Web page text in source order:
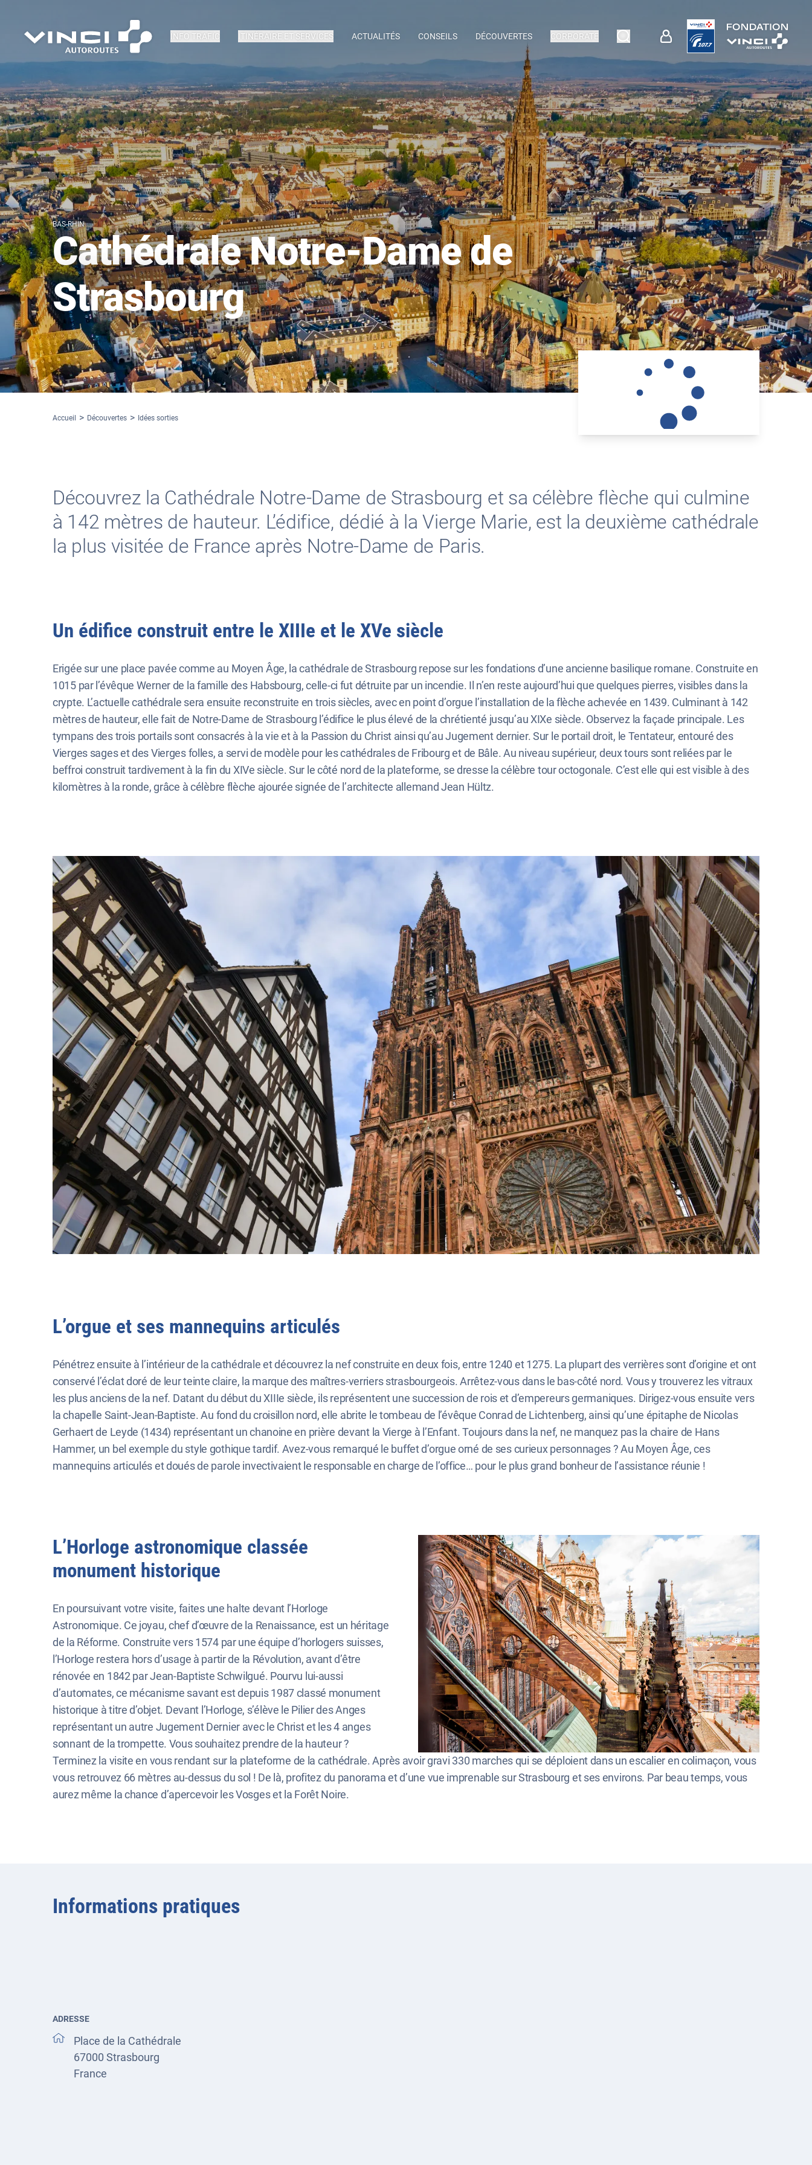
INFO TRAFIC ITINÉRAIRE ET SERVICES ACTUALITÉS CONSEILS DÉCOUVERTES CORPORATE
BAS-RHIN
Cathédrale Notre-Dame de
Strasbourg
Accueil Découvertes Idées sorties
Découvrez la Cathédrale Notre-Dame de Strasbourg et sa célèbre flèche qui culmine
à 142 mètres de hauteur. L’édifice, dédié à la Vierge Marie, est la deuxième cathédrale
la plus visitée de France après Notre-Dame de Paris.
Un édifice construit entre le XIIIe et le XVe siècle
Erigée sur une place pavée comme au Moyen Âge, la cathédrale de Strasbourg repose sur les fondations d’une ancienne basilique romane. Construite en
1015 par l’évêque Werner de la famille des Habsbourg, celle-ci fut détruite par un incendie. Il n’en reste aujourd’hui que quelques pierres, visibles dans la
crypte. L’actuelle cathédrale sera ensuite reconstruite en trois siècles, avec en point d’orgue l’installation de la flèche achevée en 1439. Culminant à 142
mètres de hauteur, elle fait de Notre-Dame de Strasbourg l’édifice le plus élevé de la chrétienté jusqu’au XIXe siècle. Observez la façade principale. Les
tympans des trois portails sont consacrés à la vie et à la Passion du Christ ainsi qu’au Jugement dernier. Sur le portail droit, le Tentateur, entouré des
Vierges sages et des Vierges folles, a servi de modèle pour les cathédrales de Fribourg et de Bâle. Au niveau supérieur, deux tours sont reliées par le
beffroi construit tardivement à la fin du XIVe siècle. Sur le côté nord de la plateforme, se dresse la célèbre tour octogonale. C’est elle qui est visible à des
kilomètres à la ronde, grâce à célèbre flèche ajourée signée de l’architecte allemand Jean Hültz.
L’orgue et ses mannequins articulés
Pénétrez ensuite à l’intérieur de la cathédrale et découvrez la nef construite en deux fois, entre 1240 et 1275. La plupart des verrières sont d’origine et ont
conservé l’éclat doré de leur teinte claire, la marque des maîtres-verriers strasbourgeois. Arrêtez-vous dans le bas-côté nord. Vous y trouverez les vitraux
les plus anciens de la nef. Datant du début du XIIIe siècle, ils représentent une succession de rois et d’empereurs germaniques. Dirigez-vous ensuite vers
la chapelle Saint-Jean-Baptiste. Au fond du croisillon nord, elle abrite le tombeau de l’évêque Conrad de Lichtenberg, ainsi qu’une épitaphe de Nicolas
Gerhaert de Leyde (1434) représentant un chanoine en prière devant la Vierge à l’Enfant. Toujours dans la nef, ne manquez pas la chaire de Hans
Hammer, un bel exemple du style gothique tardif. Avez-vous remarqué le buffet d’orgue orné de ses curieux personnages ? Au Moyen Âge, ces
mannequins articulés et doués de parole invectivaient le responsable en charge de l’office… pour le plus grand bonheur de l’assistance réunie !
L’Horloge astronomique classée
monument historique
En poursuivant votre visite, faites une halte devant l’Horloge
Astronomique. Ce joyau, chef d’œuvre de la Renaissance, est un héritage
de la Réforme. Construite vers 1574 par une équipe d’horlogers suisses,
l’Horloge restera hors d’usage à partir de la Révolution, avant d’être
rénovée en 1842 par Jean-Baptiste Schwilgué. Pourvu lui-aussi
d’automates, ce mécanisme savant est depuis 1987 classé monument
historique à titre d’objet. Devant l’Horloge, s’élève le Pilier des Anges
représentant un autre Jugement Dernier avec le Christ et les 4 anges
sonnant de la trompette. Vous souhaitez prendre de la hauteur ?
Terminez la visite en vous rendant sur la plateforme de la cathédrale. Après avoir gravi 330 marches qui se déploient dans un escalier en colimaçon, vous
vous retrouvez 66 mètres au-dessus du sol ! De là, profitez du panorama et d’une vue imprenable sur Strasbourg et ses environs. Par beau temps, vous
aurez même la chance d’apercevoir les Vosges et la Forêt Noire.
Informations pratiques
ADRESSE
Place de la Cathédrale
67000 Strasbourg
France